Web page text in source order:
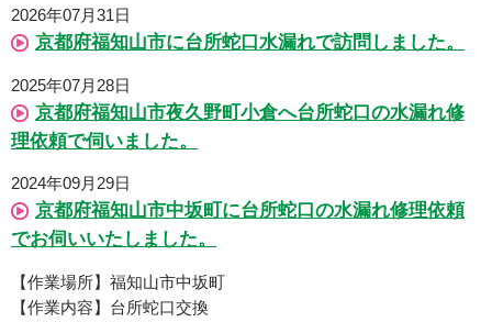
2026年07月31日
京都府福知山市に台所蛇口水漏れで訪問しました。
2025年07月28日
京都府福知山市夜久野町小倉へ台所蛇口の水漏れ修
理依頼で伺いました。
2024年09月29日
京都府福知山市中坂町に台所蛇口の水漏れ修理依頼
でお伺いいたしました。
【作業場所】福知山市中坂町
【作業内容】台所蛇口交換